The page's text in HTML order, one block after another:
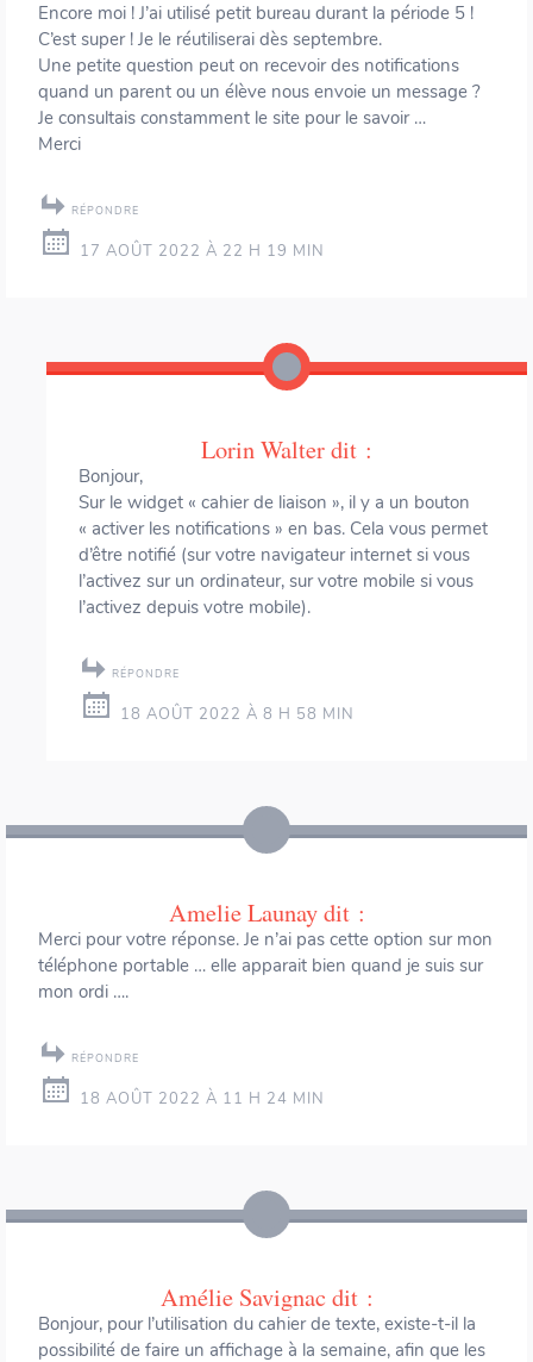
Encore moi ! J’ai utilisé petit bureau durant la période 5 !
C’est super ! Je le réutiliserai dès septembre.
Une petite question peut on recevoir des notifications
quand un parent ou un élève nous envoie un message ?
Je consultais constamment le site pour le savoir …
Merci
RÉPONDRE
17 AOÛT 2022 À 22 H 19 MIN
Lorin Walterdit :
Bonjour,
Sur le widget « cahier de liaison », il y a un bouton
« activer les notifications » en bas. Cela vous permet
d’être notifié (sur votre navigateur internet si vous
l’activez sur un ordinateur, sur votre mobile si vous
l’activez depuis votre mobile).
RÉPONDRE
18 AOÛT 2022 À 8 H 58 MIN
Amelie Launaydit :
Merci pour votre réponse. Je n’ai pas cette option sur mon
téléphone portable … elle apparait bien quand je suis sur
mon ordi ….
RÉPONDRE
18 AOÛT 2022 À 11 H 24 MIN
Amélie Savignac dit :
Bonjour, pour l’utilisation du cahier de texte, existe-t-il la
possibilité de faire un affichage à la semaine, afin que les